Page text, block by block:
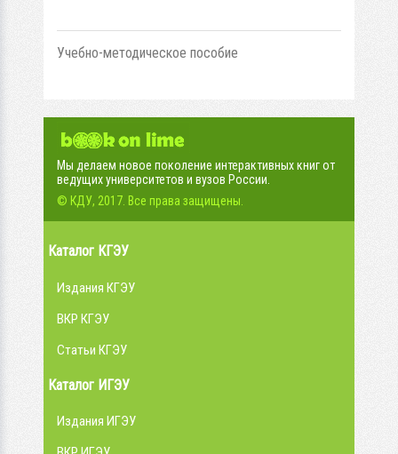
Учебно-методическое пособие
Мы делаем новое поколение интерактивных книг от
ведущих университетов и вузов России.
© КДУ, 2017. Все права защищены.
Каталог КГЭУ
Издания КГЭУ
ВКР КГЭУ
Статьи КГЭУ
Каталог ИГЭУ
Издания ИГЭУ